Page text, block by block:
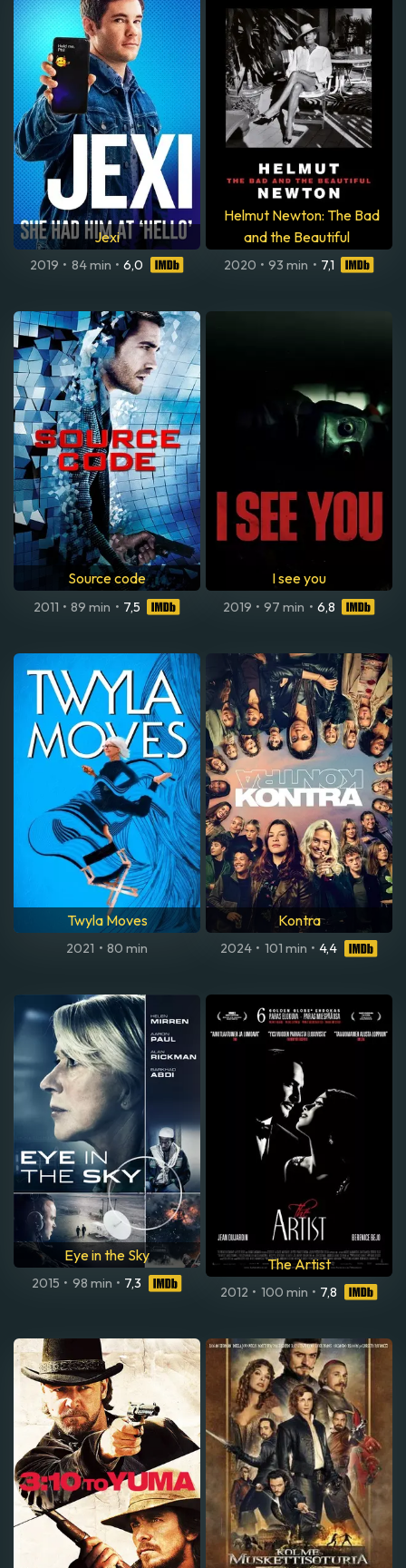
Jexi
2019 • 84 min • 6,0
Helmut Newton: The Bad
and the Beautiful
2020 • 93 min • 7,1
Source code
2011 • 89 min • 7,5
I see you
2019 • 97 min • 6,8
Twyla Moves
2021 • 80 min
Kontra
2024 • 101 min • 4,4
Eye in the Sky
2015 • 98 min • 7,3
The Artist
2012 • 100 min • 7,8